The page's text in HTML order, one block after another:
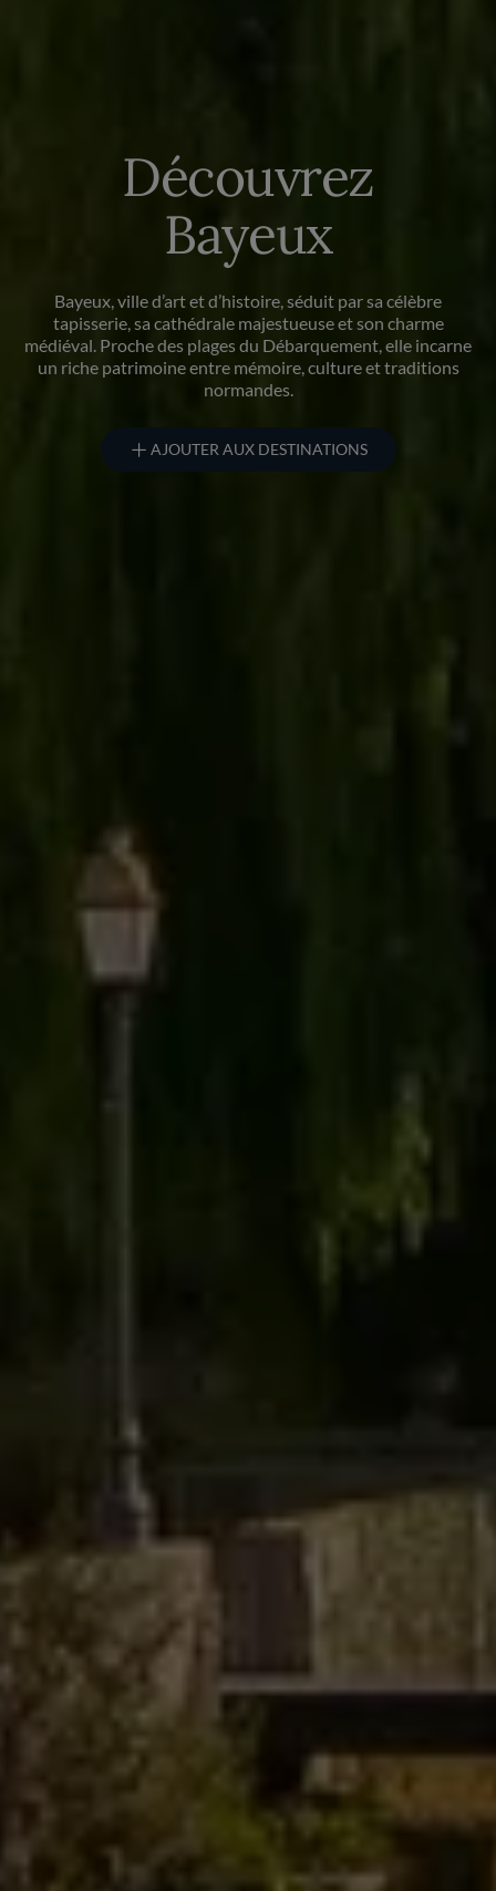
Découvrez
Bayeux
Bayeux, ville d’art et d’histoire, séduit par sa célèbre
tapisserie, sa cathédrale majestueuse et son charme
médiéval. Proche des plages du Débarquement, elle incarne
un riche patrimoine entre mémoire, culture et traditions
normandes.
AJOUTER AUX DESTINATIONS